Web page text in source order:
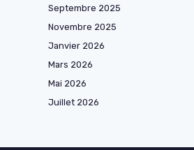
Septembre 2025
Novembre 2025
Janvier 2026
Mars 2026
Mai 2026
Juillet 2026